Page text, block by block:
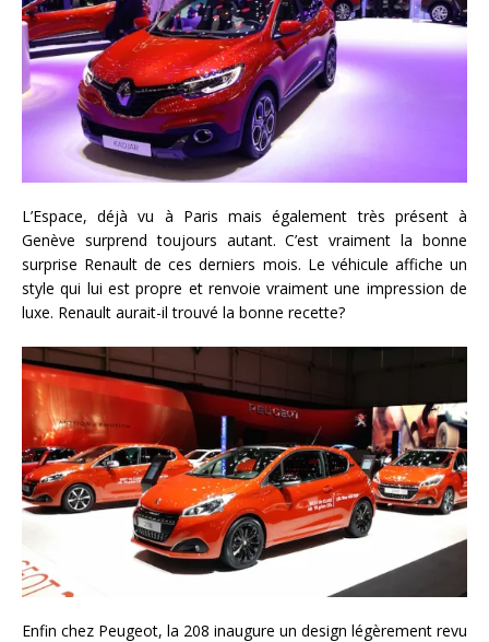
L’Espace, déjà vu à Paris mais également très présent à
Genève surprend toujours autant. C’est vraiment la bonne
surprise Renault de ces derniers mois. Le véhicule affiche un
style qui lui est propre et renvoie vraiment une impression de
luxe. Renault aurait-il trouvé la bonne recette?
Enfin chez Peugeot, la 208 inaugure un design légèrement revu